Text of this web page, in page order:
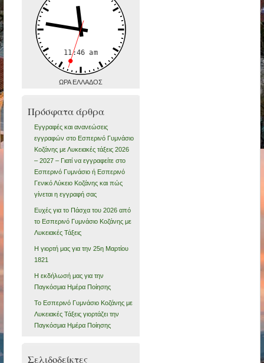
ΩΡΑ ΕΛΛΑΔΟΣ
Πρόσφατα άρθρα
Εγγραφές και ανανεώσεις
εγγραφών στο Εσπερινό Γυμνάσιο
Κοζάνης με Λυκειακές τάξεις 2026
– 2027 – Γιατί να εγγραφείτε στο
Εσπερινό Γυμνάσιο ή Εσπερινό
Γενικό Λύκειο Κοζάνης και πώς
γίνεται η εγγραφή σας
Ευχές για το Πάσχα του 2026 από
το Εσπερινό Γυμνάσιο Κοζάνης με
Λυκειακές Τάξεις
Η γιορτή μας για την 25η Μαρτίου
1821
Η εκδήλωσή μας για την
Παγκόσμια Ημέρα Ποίησης
Το Εσπερινό Γυμνάσιο Κοζάνης με
Λυκειακές Τάξεις γιορτάζει την
Παγκόσμια Ημέρα Ποίησης
Σελιδοδείκτες